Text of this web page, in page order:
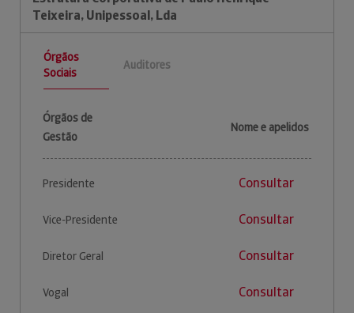
Teixeira, Unipessoal, Lda
Órgãos
Sociais
Auditores
Órgãos de
Gestão
Nome e apelidos
Presidente Consultar
Vice-Presidente Consultar
Diretor Geral Consultar
Vogal Consultar